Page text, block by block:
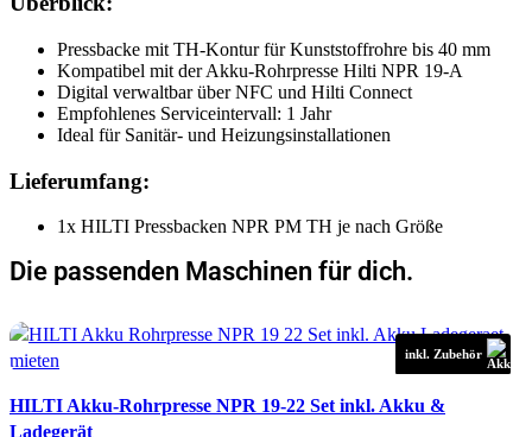
Pressbacke mit TH-Kontur für Kunststoffrohre bis 40 mm
Kompatibel mit der Akku-Rohrpresse Hilti NPR 19-A
Digital verwaltbar über NFC und Hilti Connect
Empfohlenes Serviceintervall: 1 Jahr
Ideal für Sanitär- und Heizungsinstallationen
Lieferumfang:
1x HILTI Pressbacken NPR PM TH je nach Größe
Die passenden Maschinen für dich.
inkl. Zubehör
HILTI Akku-Rohrpresse NPR 19-22 Set inkl. Akku &
Ladegerät